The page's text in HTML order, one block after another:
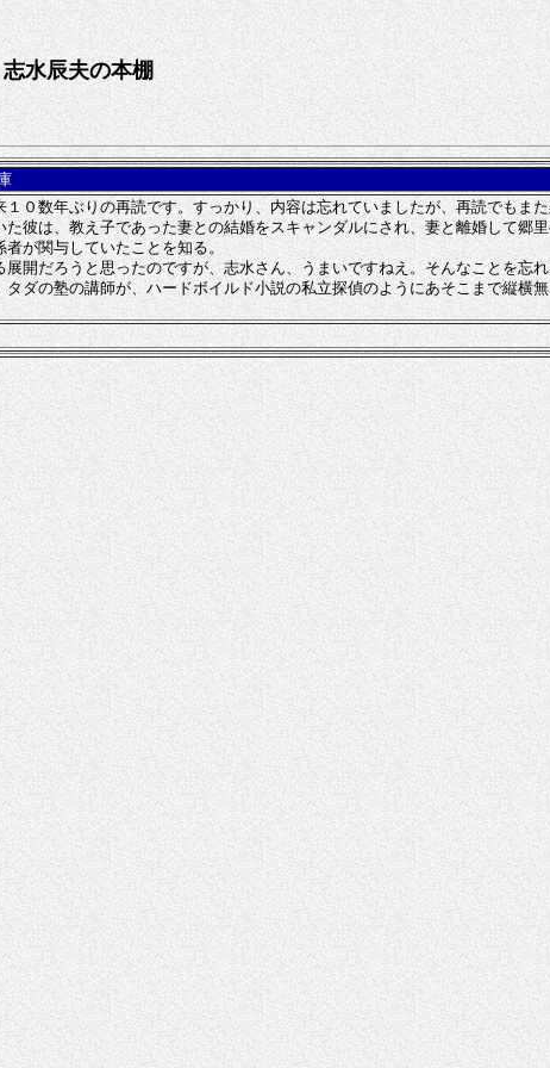
志水辰夫の本棚
数年ぶりの再読です。すっかり、内容は忘れていましたが、再読でもまた
彼は、教え子であった妻との結婚をスキャンダルにされ、妻と離婚して郷
が関与していたことを知る。
だろうと思ったのですが、志水さん、うまいですねえ。そんなことを忘
ダの塾の講師が、ハードボイルド小説の私立探偵のようにあそこまで縦横